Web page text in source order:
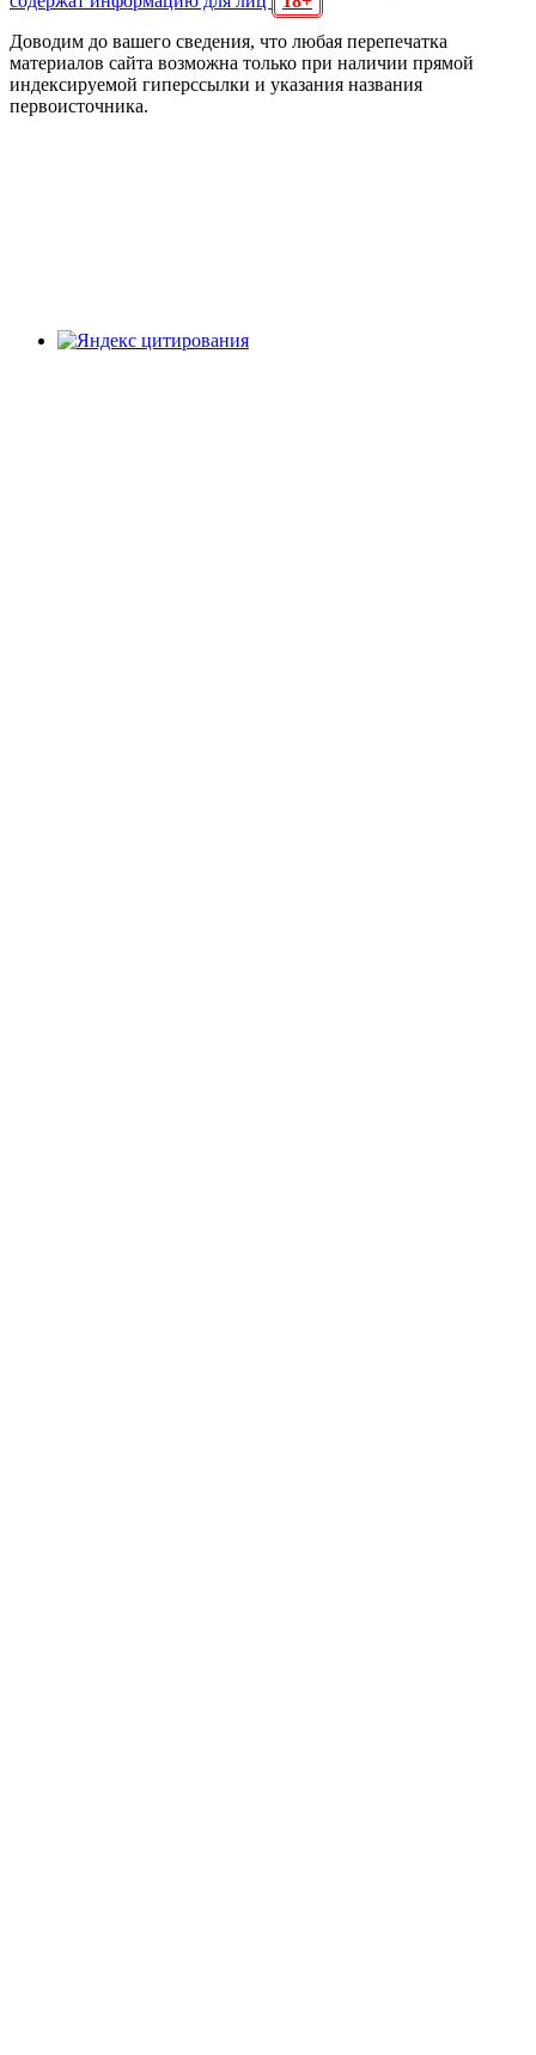
Доводим до вашего сведения, что любая перепечатка
материалов сайта возможна только при наличии прямой
индексируемой гиперссылки и указания названия
первоисточника.